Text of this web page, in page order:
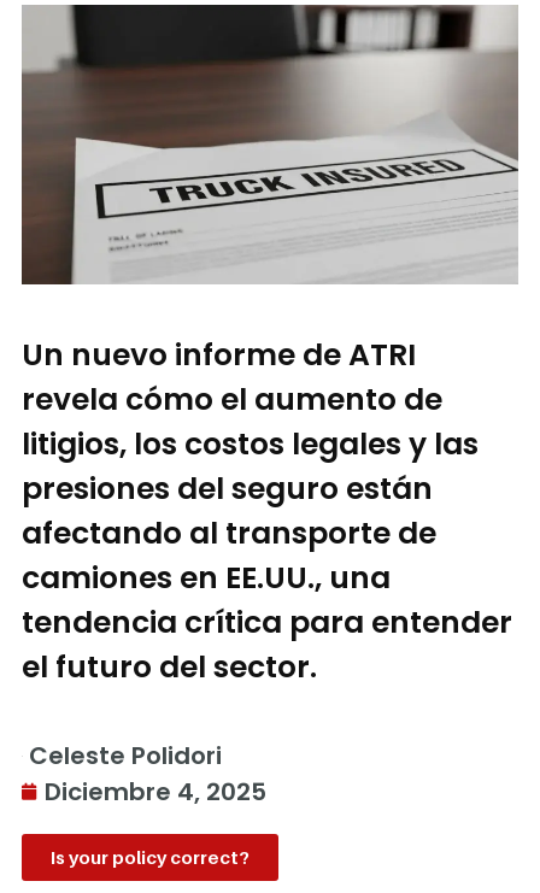
Un nuevo informe de ATRI
revela cómo el aumento de
litigios, los costos legales y las
presiones del seguro están
afectando al transporte de
camiones en EE.UU., una
tendencia crítica para entender
el futuro del sector.
Celeste Polidori
Diciembre 4, 2025
Is your policy correct?